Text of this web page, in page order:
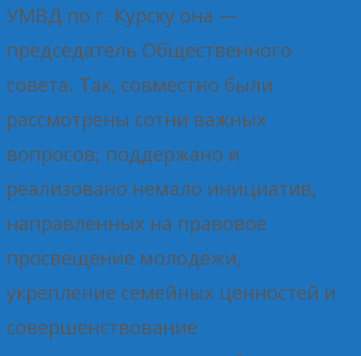
УМВД по г. Курску она —
председатель Общественного
совета. Так, совместно были
рассмотрены сотни важных
вопросов; поддержано и
реализовано немало инициатив,
направленных на правовое
просвещение молодежи,
укрепление семейных ценностей и
совершенствование